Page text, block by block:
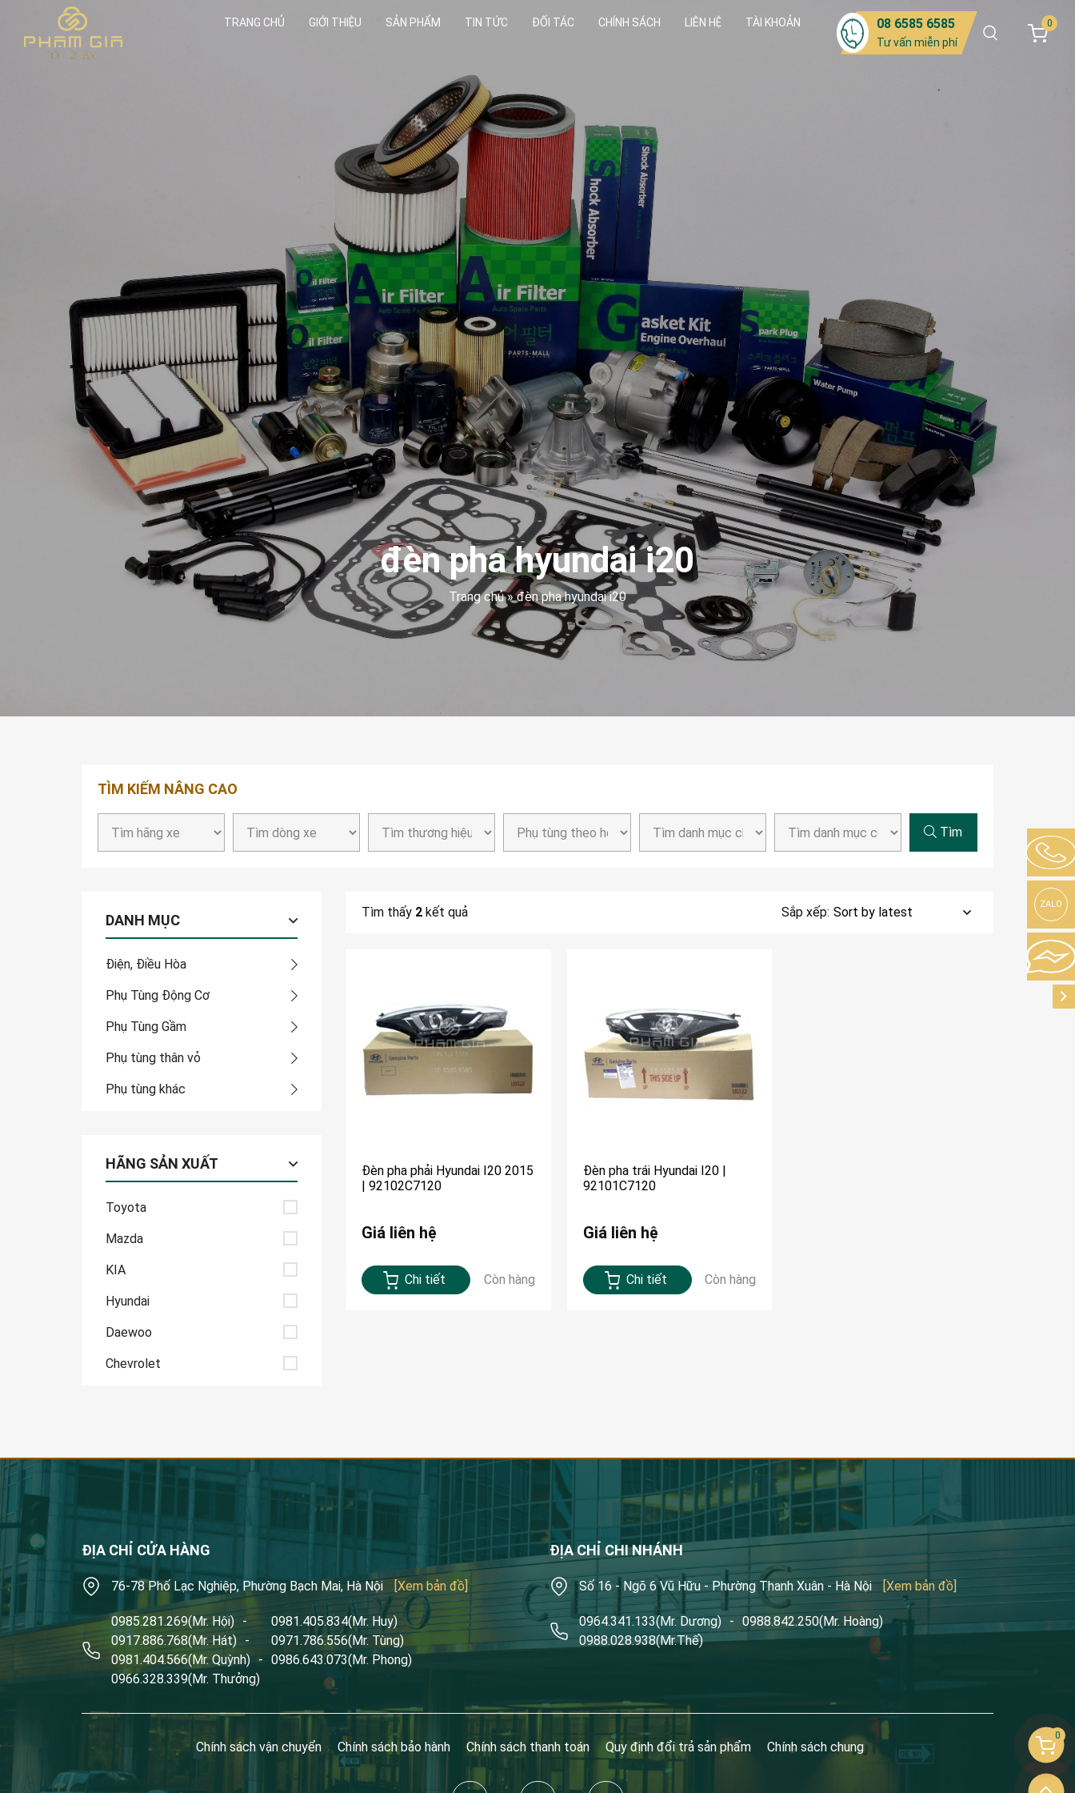
TRANG CHỦ GIỚI THIỆU SẢN PHẨM TIN TỨC ĐỐI TÁC CHÍNH SÁCH LIÊN HỆ TÀI KHOẢN 08 6585 6585
Tư vấn miễn phí
0
đèn pha hyundai i20
Trang chủ » đèn pha hyundai i20
TÌM KIẾM NÂNG CAO
Tìm
DANH MỤC
Điện, Điều Hòa
Phụ Tùng Động Cơ
Phụ Tùng Gầm
Phụ tùng thân vỏ
Phụ tùng khác
HÃNG SẢN XUẤT
Toyota
Mazda
KIA
Hyundai
Daewoo
Chevrolet
Tìm thấy 2 kết quả Sắp xếp:
Đèn pha phải Hyundai I20 2015
| 92102C7120
Giá liên hệ
Chi tiết Còn hàng
Đèn pha trái Hyundai I20 |
92101C7120
Giá liên hệ
Chi tiết Còn hàng
ĐỊA CHỈ CỬA HÀNG
76-78 Phố Lạc Nghiệp, Phường Bạch Mai, Hà Nội [Xem bản đồ]
0985.281.269(Mr. Hội) - 0981.405.834(Mr. Huy)
0917.886.768(Mr. Hát) - 0971.786.556(Mr. Tùng)
0981.404.566(Mr. Quỳnh) - 0986.643.073(Mr. Phong)
0966.328.339(Mr. Thưởng)
ĐỊA CHỈ CHI NHÁNH
Số 16 - Ngõ 6 Vũ Hữu - Phường Thanh Xuân - Hà Nội [Xem bản đồ]
0964.341.133(Mr. Dương) - 0988.842.250(Mr. Hoàng)
0988.028.938(Mr.Thế)
Chính sách vận chuyển Chính sách bảo hành Chính sách thanh toán Quy định đổi trả sản phẩm Chính sách chung
0
ZALO